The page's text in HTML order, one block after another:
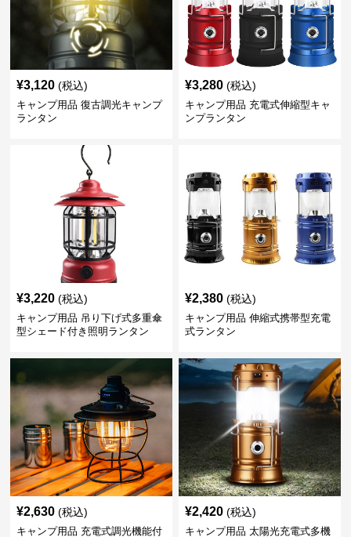
¥3,120 (税込)
キャンプ用品 復古調光キャンプ
ランタン
¥3,280 (税込)
キャンプ用品 充電式伸縮型キャ
ンプランタン
¥3,220 (税込)
キャンプ用品 吊り下げ式多重傘
型シェード付き照明ランタン
¥2,380 (税込)
キャンプ用品 伸縮式携帯型充電
式ランタン
¥2,630 (税込)
キャンプ用品 充電式調光機能付
¥2,420 (税込)
キャンプ用品 太陽光充電式多機